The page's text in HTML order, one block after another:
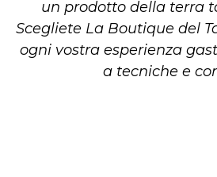
un prodotto della terra
Scegliete La Boutique del
ogni vostra esperienza
a tecniche e